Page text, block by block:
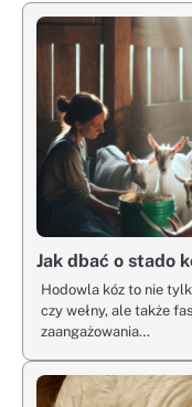
Jak dbać o stado
Hodowla kóz to nie
czy wełny, ale także
zaangażowania…